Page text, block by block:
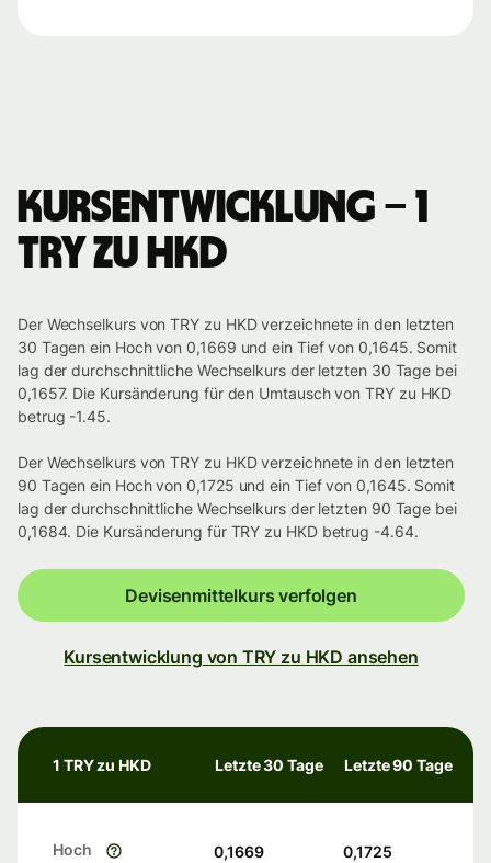
Kursentwicklung – 1
TRY zu HKD
Der Wechselkurs von TRY zu HKD verzeichnete in den letzten
30 Tagen ein Hoch von 0,1669 und ein Tief von 0,1645. Somit
lag der durchschnittliche Wechselkurs der letzten 30 Tage bei
0,1657. Die Kursänderung für den Umtausch von TRY zu HKD
betrug -1.45.
Der Wechselkurs von TRY zu HKD verzeichnete in den letzten
90 Tagen ein Hoch von 0,1725 und ein Tief von 0,1645. Somit
lag der durchschnittliche Wechselkurs der letzten 90 Tage bei
0,1684. Die Kursänderung für TRY zu HKD betrug -4.64.
Devisenmittelkurs verfolgen
Kursentwicklung von TRY zu HKD ansehen
1 TRY zu HKD Letzte 30 Tage Letzte 90 Tage
Hoch 0,1669 0,1725